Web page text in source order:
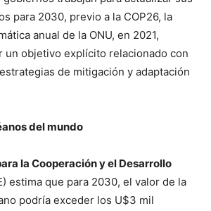
para 2030, previo a la COP26, la
anual de la ONU, en 2021,
un objetivo explícito relacionado con
de mitigación y adaptación
del mundo
la Cooperación y el Desarrollo
estima que para 2030, el valor de la
podría exceder los U$3 mil